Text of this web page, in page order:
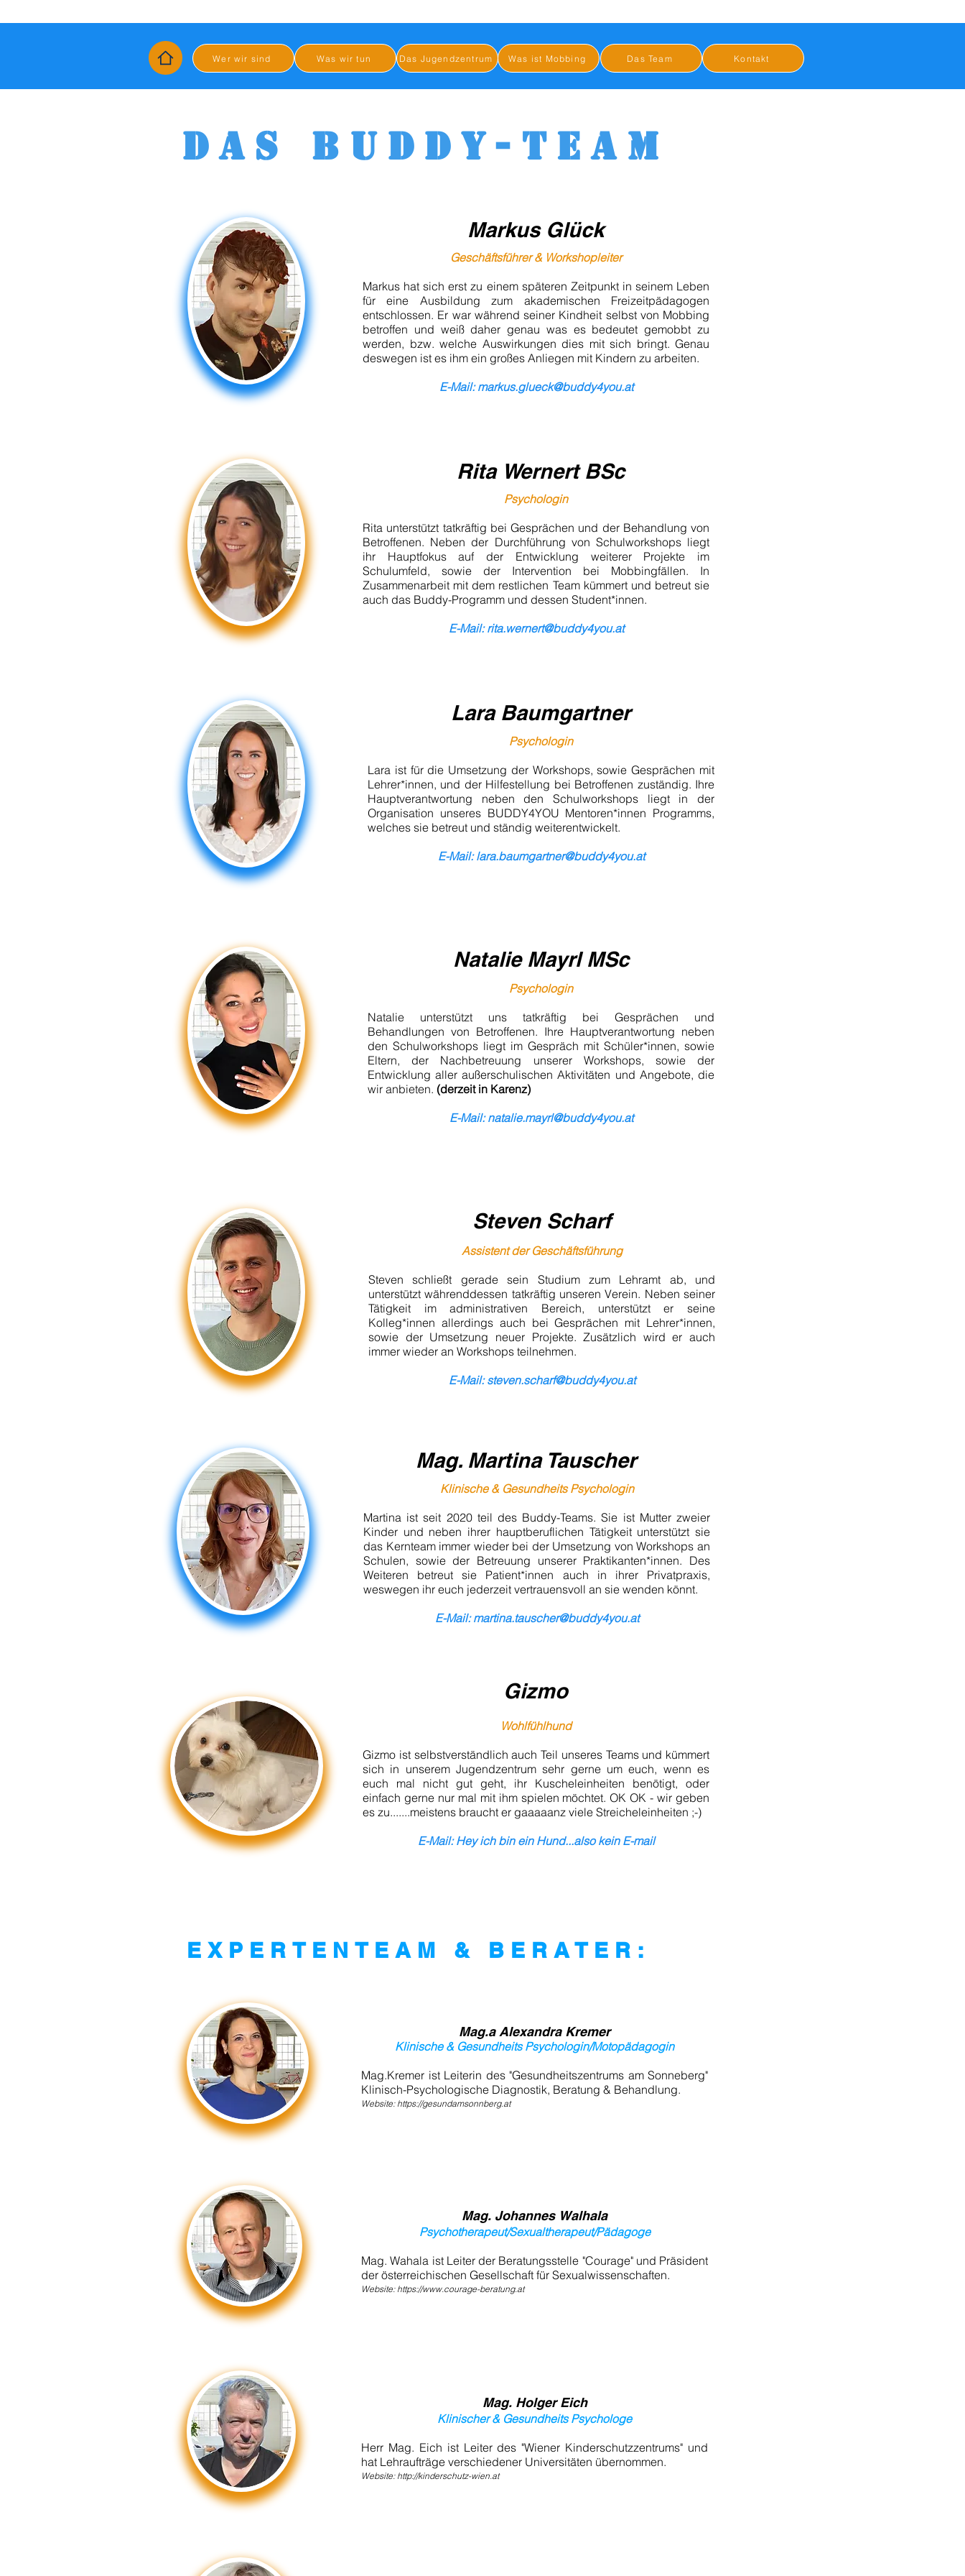
Wer wir sind Was wir tun Das Jugendzentrum Was ist Mobbing Das Team Kontakt
DAS BUDDY-TEAM
Markus Glück
Geschäftsführer & Workshopleiter
Markus hat sich erst zu einem späteren Zeitpunkt in seinem Leben
für eine Ausbildung zum akademischen Freizeitpädagogen
entschlossen. Er war während seiner Kindheit selbst von Mobbing
betroffen und weiß daher genau was es bedeutet gemobbt zu
werden, bzw. welche Auswirkungen dies mit sich bringt. Genau
deswegen ist es ihm ein großes Anliegen mit Kindern zu arbeiten.
E-Mail: markus.glueck@buddy4you.at
Rita Wernert BSc
Psychologin
Rita unterstützt tatkräftig bei Gesprächen und der Behandlung von
Betroffenen. Neben der Durchführung von Schulworkshops liegt
ihr Hauptfokus auf der Entwicklung weiterer Projekte im
Schulumfeld, sowie der Intervention bei Mobbingfällen. In
Zusammenarbeit mit dem restlichen Team kümmert und betreut sie
auch das Buddy-Programm und dessen Student*innen.
E-Mail: rita.wernert@buddy4you.at
Lara Baumgartner
Psychologin
Lara ist für die Umsetzung der Workshops, sowie Gesprächen mit
Lehrer*innen, und der Hilfestellung bei Betroffenen zuständig. Ihre
Hauptverantwortung neben den Schulworkshops liegt in der
Organisation unseres BUDDY4YOU Mentoren*innen Programms,
welches sie betreut und ständig weiterentwickelt.
E-Mail: lara.baumgartner@buddy4you.at
Natalie MayrlMSc
Psychologin
Natalie unterstützt uns tatkräftig bei Gesprächen und
Behandlungen von Betroffenen. Ihre Hauptverantwortung neben
den Schulworkshops liegt im Gespräch mit Schüler*innen, sowie
Eltern, der Nachbetreuung unserer Workshops, sowie der
Entwicklung aller außerschulischen Aktivitäten und Angebote, die
wir anbieten. (derzeit in Karenz)
E-Mail:natalie.mayrl@buddy4you.at
Steven Scharf
Assistent der Geschäftsführung
Steven schließt gerade sein Studium zum Lehramt ab, und
unterstützt währenddessen tatkräftig unseren Verein. Neben seiner
Tätigkeit im administrativen Bereich, unterstützt er seine
Kolleg*innen allerdings auch bei Gesprächen mit Lehrer*innen,
sowie der Umsetzung neuer Projekte. Zusätzlich wird er auch
immer wieder an Workshops teilnehmen.
E-Mail: steven.scharf@buddy4you.at
Mag. Martina Tauscher
Klinische & Gesundheits Psychologin
Martina ist seit 2020 teil des Buddy-Teams. Sie ist Mutter zweier
Kinder und neben ihrer hauptberuflichen Tätigkeit unterstützt sie
das Kernteam immer wieder bei der Umsetzung von Workshops an
Schulen, sowie der Betreuung unserer Praktikanten*innen. Des
Weiteren betreut sie Patient*innen auch in ihrer Privatpraxis,
weswegen ihr euch jederzeit vertrauensvoll an sie wenden könnt.
E-Mail:martina.tauscher@buddy4you.at
Gizmo
Wohlfühlhund
Gizmo ist selbstverständlich auch Teil unseres Teams und kümmert
sich in unserem Jugendzentrum sehr gerne um euch, wenn es
euch mal nicht gut geht, ihr Kuscheleinheiten benötigt, oder
einfach gerne nur mal mit ihm spielen möchtet. OK OK - wir geben
es zu.......meistens braucht er gaaaaanz viele Streicheleinheiten ;-)
E-Mail: Hey ich bin ein Hund...also kein E-mail
EXPERTENTEAM & BERATER:
Mag.a Alexandra Kremer
Klinische & Gesundheits Psychologin/Motopädagogin
Mag.Kremer ist Leiterin des "Gesundheitszentrums am Sonneberg"
Klinisch-Psychologische Diagnostik, Beratung & Behandlung.
Website: https://gesundamsonnberg.at
Mag. Johannes Walhala
Psychotherapeut/Sexualtherapeut/Pädagoge
Mag. Wahala ist Leiter der Beratungsstelle "Courage" und Präsident
der österreichischen Gesellschaft für Sexualwissenschaften.
Website: https://www.courage-beratung.at
Mag. Holger Eich
Klinischer & Gesundheits Psychologe
Herr Mag. Eich ist Leiter des "Wiener Kinderschutzzentrums" und
hat Lehraufträge verschiedener Universitäten übernommen.
Website: http://kinderschutz-wien.at